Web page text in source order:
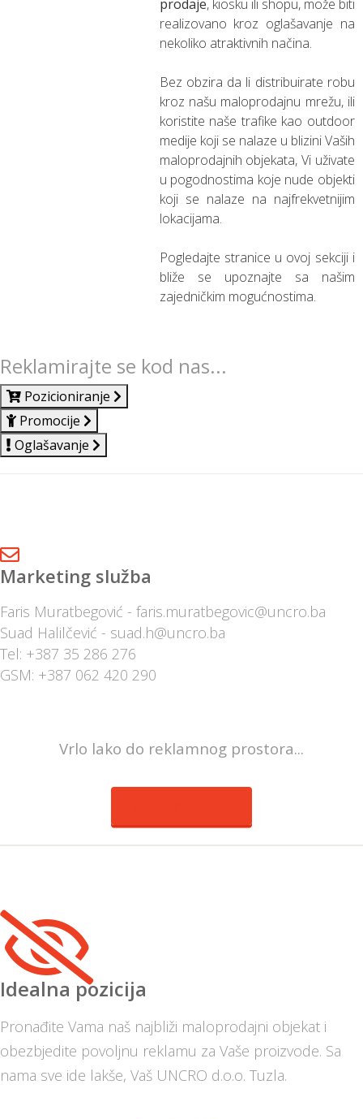
prodaje, kiosku ili shopu, može biti
realizovano kroz oglašavanje na
nekoliko atraktivnih načina.
Bez obzira da li distribuirate robu
kroz našu maloprodajnu mrežu, ili
koristite naše trafike kao outdoor
medije koji se nalaze u blizini Vaših
maloprodajnih objekata, Vi uživate
u pogodnostima koje nude objekti
koji se nalaze na najfrekvetnijim
lokacijama.
Pogledajte stranice u ovoj sekciji i
bliže se upoznajte sa našim
zajedničkim mogućnostima.
Reklamirajte se kod nas...
Pozicioniranje
Promocije
Oglašavanje
Marketing služba
Faris Muratbegović - faris.muratbegovic@uncro.ba
Suad Halilčević - suad.h@uncro.ba
Tel: +387 35 286 276
GSM: +387 062 420 290
Vrlo lako do reklamnog prostora...
Idealna pozicija
Pronađite Vama naš najbliži maloprodajni objekat i
obezbjedite povoljnu reklamu za Vaše proizvode. Sa
nama sve ide lakše, Vaš UNCRO d.o.o. Tuzla.